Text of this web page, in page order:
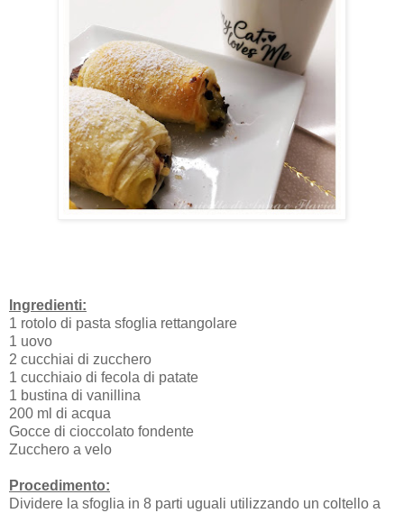
Ingredienti:
1 rotolo di pasta sfoglia rettangolare
1 uovo
2 cucchiai di zucchero
1 cucchiaio di fecola di patate
1 bustina di vanillina
200 ml di acqua
Gocce di cioccolato fondente
Zucchero a velo
Procedimento:
Dividere la sfoglia in 8 parti uguali utilizzando un coltello a